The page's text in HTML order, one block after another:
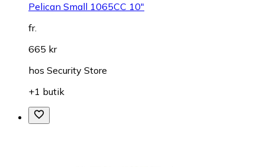
Pelican Small 1065CC 10"
fr.
665 kr
hos Security Store
+1 butik